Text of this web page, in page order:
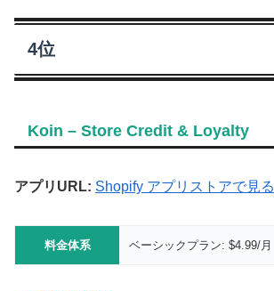
4位
Koin – Store Credit & Loyalty
アプリURL: Shopify アプリストアで見る
料金体系 ベーシックプラン: $4.99/月